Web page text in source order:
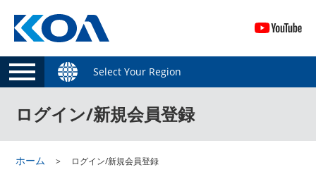
Select Your Region
ログイン/新規会員登録
ホーム ログイン/新規会員登録